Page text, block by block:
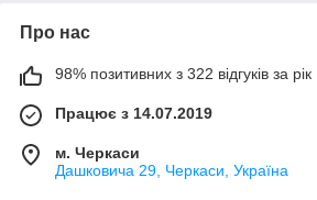
Про нас
98% позитивних з 322 відгуків за рік
Працює з 14.07.2019
м. Черкаси
Дашковича 29, Черкаси, Україна